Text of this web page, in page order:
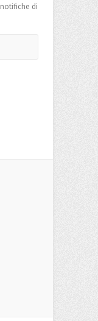
di